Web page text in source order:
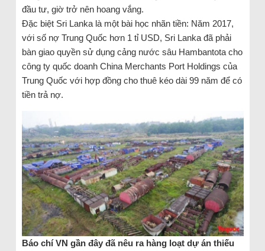
đầu tư, giờ trở nên hoang vắng.
Đặc biệt Sri Lanka là một bài học nhãn tiền: Năm 2017,
với số nợ Trung Quốc hơn 1 tỉ USD, Sri Lanka đã phải
bàn giao quyền sử dụng cảng nước sâu Hambantota cho
công ty quốc doanh China Merchants Port Holdings của
Trung Quốc với hợp đồng cho thuê kéo dài 99 năm để có
tiền trả nợ.
Báo chí VN gần đây đã nêu ra hàng loạt dự án thiếu